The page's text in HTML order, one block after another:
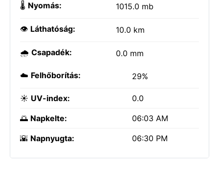
🌡️ Nyomás: 1015.0 mb
👁️ Láthatóság: 10.0 km
🌧️ Csapadék: 0.0 mm
☁️ Felhőborítás: 29%
☀️ UV-index: 0.0
🌅 Napkelte: 06:03 AM
🌇 Napnyugta: 06:30 PM